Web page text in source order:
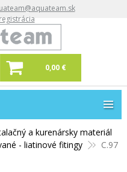
0,00 €
a kurenársky materiál
- liatinové fitingy
C.97